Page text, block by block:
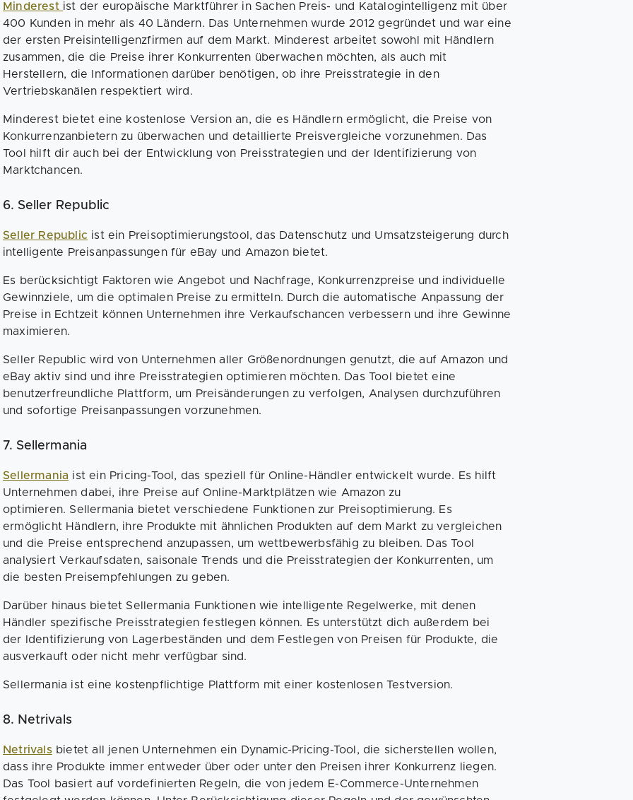
Minderest ist der europäische Marktführer in Sachen Preis- und Katalogintelligenz mit über
400 Kunden in mehr als 40 Ländern. Das Unternehmen wurde 2012 gegründet und war eine
der ersten Preisintelligenzfirmen auf dem Markt. Minderest arbeitet sowohl mit Händlern
zusammen, die die Preise ihrer Konkurrenten überwachen möchten, als auch mit
Herstellern, die Informationen darüber benötigen, ob ihre Preisstrategie in den
Vertriebskanälen respektiert wird.
Minderest bietet eine kostenlose Version an, die es Händlern ermöglicht, die Preise von
Konkurrenzanbietern zu überwachen und detaillierte Preisvergleiche vorzunehmen. Das
Tool hilft dir auch bei der Entwicklung von Preisstrategien und der Identifizierung von
Marktchancen.
6. Seller Republic
Seller Republic ist ein Preisoptimierungstool, das Datenschutz und Umsatzsteigerung durch
intelligente Preisanpassungen für eBay und Amazon bietet.
Es berücksichtigt Faktoren wie Angebot und Nachfrage, Konkurrenzpreise und individuelle
Gewinnziele, um die optimalen Preise zu ermitteln. Durch die automatische Anpassung der
Preise in Echtzeit können Unternehmen ihre Verkaufschancen verbessern und ihre Gewinne
maximieren.
Seller Republic wird von Unternehmen aller Größenordnungen genutzt, die auf Amazon und
eBay aktiv sind und ihre Preisstrategien optimieren möchten. Das Tool bietet eine
benutzerfreundliche Plattform, um Preisänderungen zu verfolgen, Analysen durchzuführen
und sofortige Preisanpassungen vorzunehmen.
7. Sellermania
Sellermania ist ein Pricing-Tool, das speziell für Online-Händler entwickelt wurde. Es hilft
Unternehmen dabei, ihre Preise auf Online-Marktplätzen wie Amazon zu
optimieren. Sellermania bietet verschiedene Funktionen zur Preisoptimierung. Es
ermöglicht Händlern, ihre Produkte mit ähnlichen Produkten auf dem Markt zu vergleichen
und die Preise entsprechend anzupassen, um wettbewerbsfähig zu bleiben. Das Tool
analysiert Verkaufsdaten, saisonale Trends und die Preisstrategien der Konkurrenten, um
die besten Preisempfehlungen zu geben.
Darüber hinaus bietet Sellermania Funktionen wie intelligente Regelwerke, mit denen
Händler spezifische Preisstrategien festlegen können. Es unterstützt dich außerdem bei
der Identifizierung von Lagerbeständen und dem Festlegen von Preisen für Produkte, die
ausverkauft oder nicht mehr verfügbar sind.
Sellermania ist eine kostenpflichtige Plattform mit einer kostenlosen Testversion.
8. Netrivals
Netrivalsbietet all jenen Unternehmen ein Dynamic-Pricing-Tool, die sicherstellen wollen,
dass ihre Produkte immer entweder über oder unter den Preisen ihrer Konkurrenz liegen.
Das Tool basiert auf vordefinierten Regeln, die von jedem E-Commerce-Unternehmen